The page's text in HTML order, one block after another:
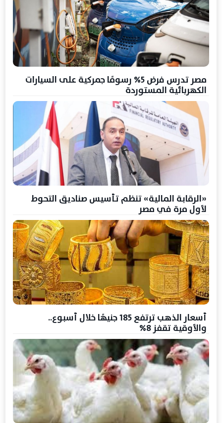
مصر تدرس فرض 5% رسومًا جمركية على السيارات
الكهربائية المستوردة
«الرقابة المالية» تنظم تأسيس صناديق التحوط
لأول مرة في مصر
أسعار الذهب ترتفع 185 جنيهًا خلال أسبوع..
والأوقية تقفز 8%